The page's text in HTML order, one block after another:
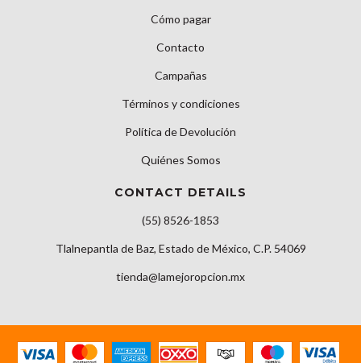
Cómo pagar
Contacto
Campañas
Términos y condiciones
Política de Devolución
Quiénes Somos
CONTACT DETAILS
(55) 8526-1853
Tlalnepantla de Baz, Estado de México, C.P. 54069
tienda@lamejoropcion.mx